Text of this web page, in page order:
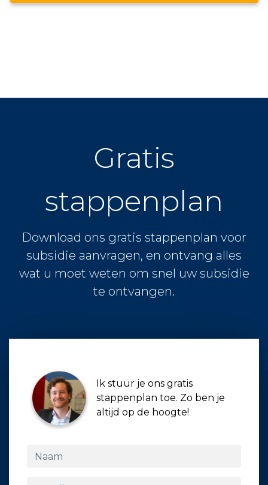
Gratis
stappenplan
Download ons gratis stappenplan voor
subsidie aanvragen, en ontvang alles
wat u moet weten om snel uw subsidie
te ontvangen.
Ik stuur je ons gratis
stappenplan toe. Zo ben je
altijd op de hoogte!